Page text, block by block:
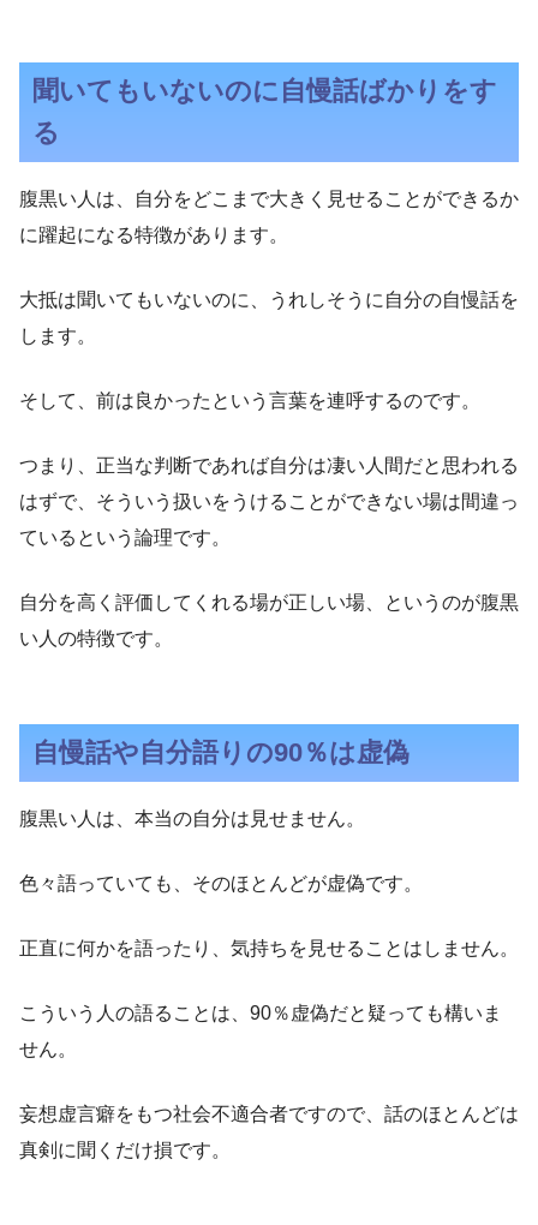
聞いてもいないのに自慢話ばかりをす
る
腹黒い人は、自分をどこまで大きく見せることができるか
に躍起になる特徴があります。
大抵は聞いてもいないのに、うれしそうに自分の自慢話を
します。
そして、前は良かったという言葉を連呼するのです。
つまり、正当な判断であれば自分は凄い人間だと思われる
はずで、そういう扱いをうけることができない場は間違っ
ているという論理です。
自分を高く評価してくれる場が正しい場、というのが腹黒
い人の特徴です。
自慢話や自分語りの90％は虚偽
腹黒い人は、本当の自分は見せません。
色々語っていても、そのほとんどが虚偽です。
正直に何かを語ったり、気持ちを見せることはしません。
こういう人の語ることは、90％虚偽だと疑っても構いま
せん。
妄想虚言癖をもつ社会不適合者ですので、話のほとんどは
真剣に聞くだけ損です。